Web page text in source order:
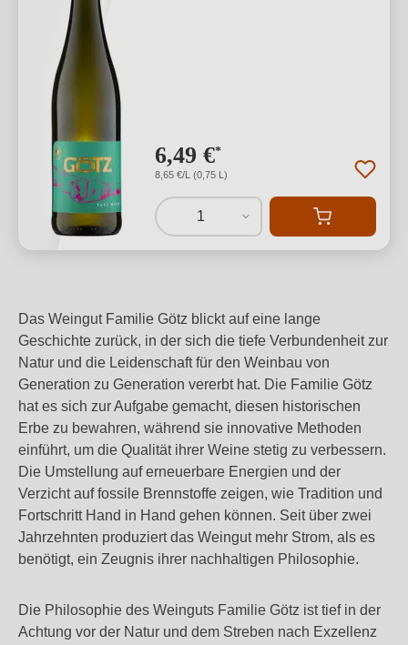
6,49 €*
8,65 €/L (0,75 L)
1
Das Weingut Familie Götz blickt auf eine lange
Geschichte zurück, in der sich die tiefe Verbundenheit zur
Natur und die Leidenschaft für den Weinbau von
Generation zu Generation vererbt hat. Die Familie Götz
hat es sich zur Aufgabe gemacht, diesen historischen
Erbe zu bewahren, während sie innovative Methoden
einführt, um die Qualität ihrer Weine stetig zu verbessern.
Die Umstellung auf erneuerbare Energien und der
Verzicht auf fossile Brennstoffe zeigen, wie Tradition und
Fortschritt Hand in Hand gehen können. Seit über zwei
Jahrzehnten produziert das Weingut mehr Strom, als es
benötigt, ein Zeugnis ihrer nachhaltigen Philosophie.
Die Philosophie des Weinguts Familie Götz ist tief in der
Achtung vor der Natur und dem Streben nach Exzellenz